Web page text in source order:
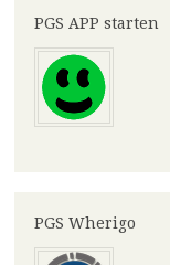
PGS APP starten
PGS Wherigo